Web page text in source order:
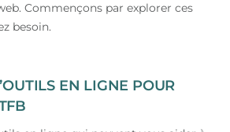
Commençons par explorer ces
besoin.
EN LIGNE POUR